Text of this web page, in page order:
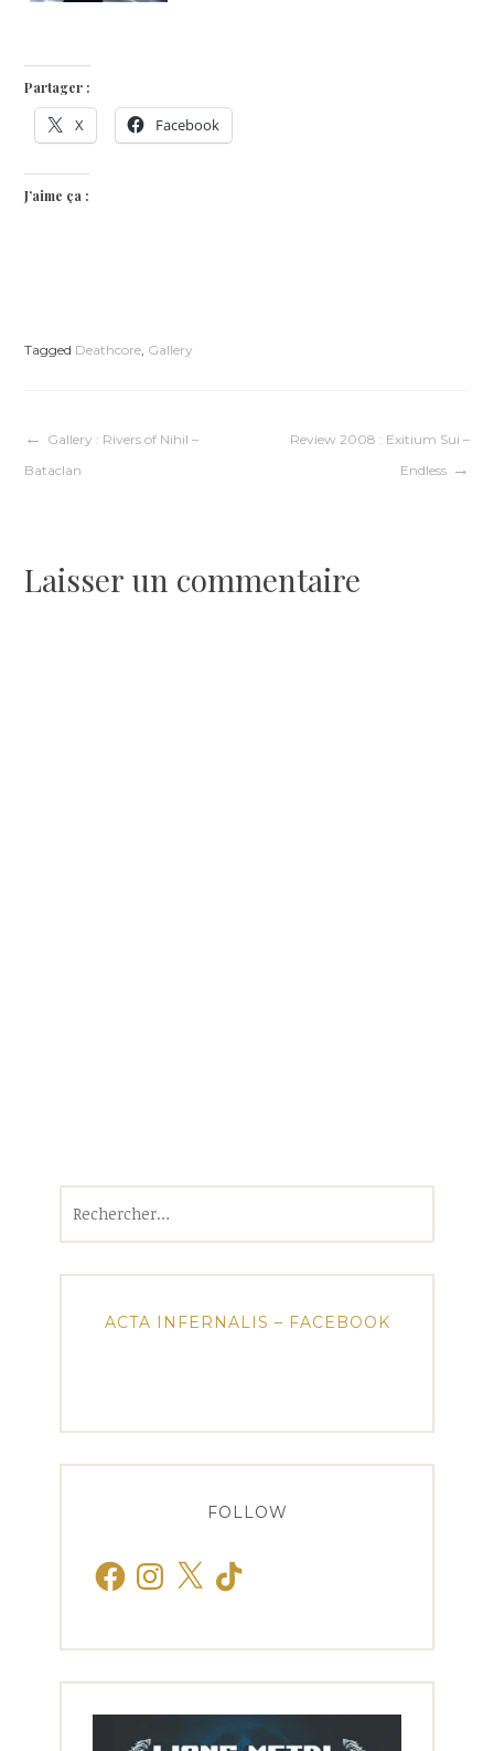
Partager :
X Facebook
J’aime ça :
Tagged Deathcore Gallery
Navigation
l’article
Gallery : Rivers of Nihil –
Bataclan
Review 2008 : Exitium Sui –
Endless
Laisser un commentaire
ACTA INFERNALIS – FACEBOOK
FOLLOW
FacebookInstagram
X TikTok